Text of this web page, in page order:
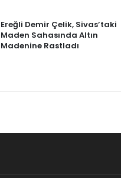
Ereğli Demir Çelik, Sivas’taki
Maden Sahasında Altın
Madenine Rastladı